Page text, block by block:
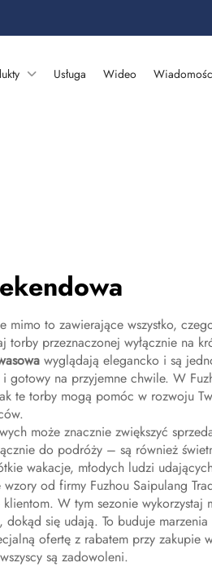
Usługa Wideo
to zawierające wszystko,
przeznaczonej wyłącznie na
wyglądają elegancko i są
na przyjemne chwile. W
te torby mogą pomóc w rozwoju
może znacznie zwiększyć
do podróży – są również
wakacje, młodych ludzi
od firmy Fuzhou Saipulang
W tym sezonie wykorzystaj
się udają. To buduje
ofertę z rabatem przy zakupie
są zadowoleni.